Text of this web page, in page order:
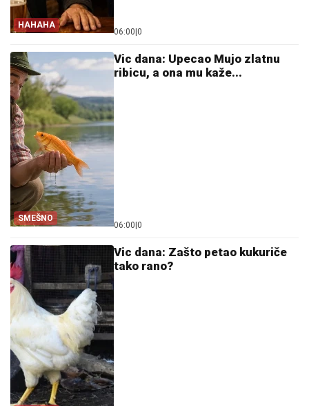
HAHAHA
06:00 0
SMEŠNO
Vic dana: Upecao Mujo zlatnu
ribicu, a ona mu kaže...
06:00 0
Vic dana: Zašto petao kukuriče
tako rano?